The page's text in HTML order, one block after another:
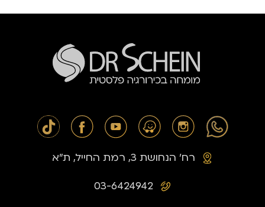
03-6424942
רח׳ הנחושת 3, רמת החייל, ת״א